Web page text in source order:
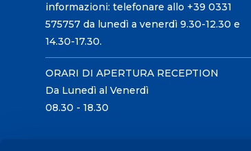
informazioni: telefonare allo +39 0331
575757 da lunedì a venerdì 9.30-12.30 e
14.30-17.30.
ORARI DI APERTURA RECEPTION
Da Lunedì al Venerdì
08.30 - 18.30